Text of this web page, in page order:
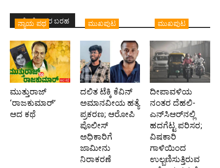
ಇದೇ ಲೇಖಕರ ಬರಹ
ನ್ಯಾಯ ಪಥ
ಮುತ್ತುರಾಜ್
‘ರಾಜಕುಮಾರ್‍’
ಆದ ಕಥೆ
ಮುಖಪುಟ
ದಲಿತ ಟೆಕ್ಕಿ ಕೆವಿನ್
ಅಮಾನವೀಯ ಹತ್ಯೆ
ಪ್ರಕರಣ; ಆರೋಪಿ
ಪೊಲೀಸ್‌
ಅಧಿಕಾರಿಗೆ
ಜಾಮೀನು
ನಿರಾಕರಣೆ
ಮುಖಪುಟ
ದೀಪಾವಳಿಯ
ನಂತರ ದೆಹಲಿ-
ಎನ್‌ಸಿಆರ್‌ನಲ್ಲಿ
ಹದಗೆಟ್ಟ ಪರಿಸರ;
ವಿಷಕಾರಿ
ಗಾಳಿಯಿಂದ
ಉಲ್ಬಣಿಸುತ್ತಿರುವ